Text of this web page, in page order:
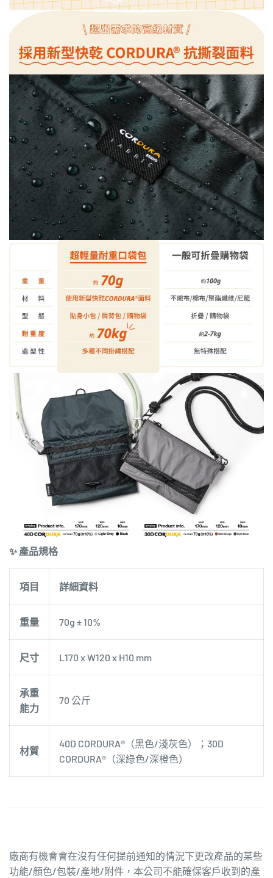
✨ 產品規格
項目 詳細資料
重量 70g ± 10%
尺寸 L170 x W120 x H10 mm
承重
能力
70 公斤
材質
40D CORDURA®（黑色/淺灰色）；30D
CORDURA®（深綠色/深橙色）
廠商有機會會在沒有任何提前通知的情況下更改產品的某些
功能/顏色/包裝/產地/附件，本公司不能確保客戶收到的產